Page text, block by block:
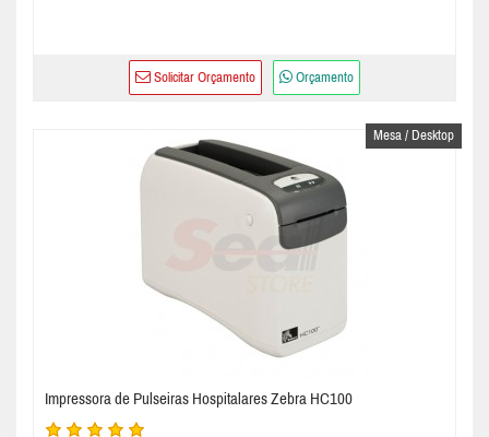
Solicitar Orçamento Orçamento
Mesa / Desktop
Impressora de Pulseiras Hospitalares Zebra HC100